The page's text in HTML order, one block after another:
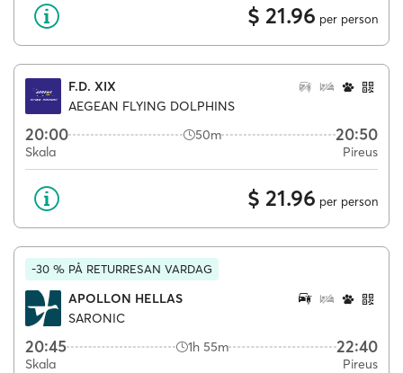
$ 21.96 per person
F.D. XIX
AEGEAN FLYING DOLPHINS
20:00 50m 20:50
Skala Pireus
$ 21.96 per person
-30 % PÅ RETURRESAN VARDAG
APOLLON HELLAS
SARONIC
20:45 1h 55m 22:40
Skala Pireus